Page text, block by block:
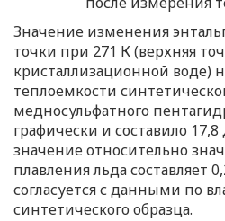
Значение изменения
точки при 271 К (верхняя
кристаллизационной воде)
теплоемкости
медносульфатного
графически и составило
значение относительно
плавления льда составляет
согласуется с данными по
синтетического образца.